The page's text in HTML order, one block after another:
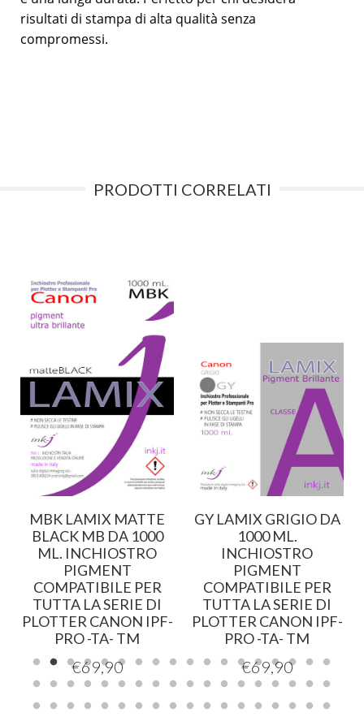
risultati di stampa di alta qualità senza
compromessi.
PRODOTTI CORRELATI
MBK LAMIX MATTE
BLACK MB DA 1000
ML. INCHIOSTRO
PIGMENT
COMPATIBILE PER
TUTTA LA SERIE DI
PLOTTER CANON IPF-
PRO -TA- TM
€69,90
GY LAMIX GRIGIO DA
1000 ML.
INCHIOSTRO
PIGMENT
COMPATIBILE PER
TUTTA LA SERIE DI
PLOTTER CANON IPF-
PRO -TA- TM
€69,90